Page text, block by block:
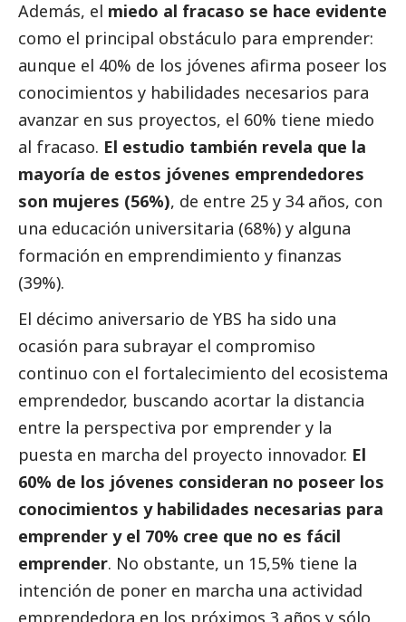
Además, el miedo al fracaso se hace evidente
como el principal obstáculo para emprender:
aunque el 40% de los jóvenes afirma poseer los
conocimientos y habilidades necesarios para
avanzar en sus proyectos, el 60% tiene miedo
al fracaso. El estudio también revela que la
mayoría de estos jóvenes emprendedores
son mujeres (56%), de entre 25 y 34 años, con
una educación universitaria (68%) y alguna
formación en emprendimiento y finanzas
(39%).
El décimo aniversario de YBS ha sido una
ocasión para subrayar el compromiso
continuo con el fortalecimiento del ecosistema
emprendedor, buscando acortar la distancia
entre la perspectiva por emprender y la
puesta en marcha del proyecto innovador. El
60% de los jóvenes consideran no poseer los
conocimientos y habilidades necesarias para
emprender y el 70% cree que no es fácil
emprender. No obstante, un 15,5% tiene la
intención de poner en marcha una actividad
emprendedora en los próximos 3 años y sólo